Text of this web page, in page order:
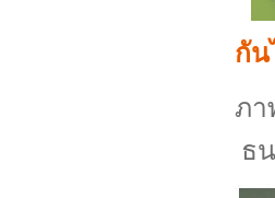
กัน
ภา
ธ